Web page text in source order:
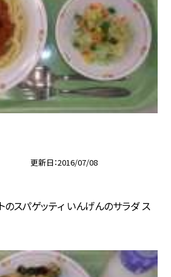
更新日 2016/07/08
のスパゲッティ いんげんのサラダ ス